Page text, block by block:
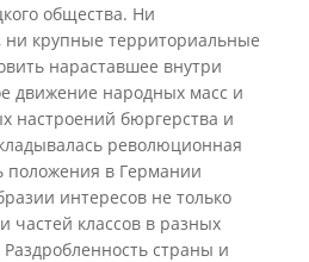
общества. Ни
ни крупные территориальные
нараставшее внутри
движение народных масс и
настроений бюргерства и
революционная
положения в Германии
интересов не только
частей классов в разных
страны и